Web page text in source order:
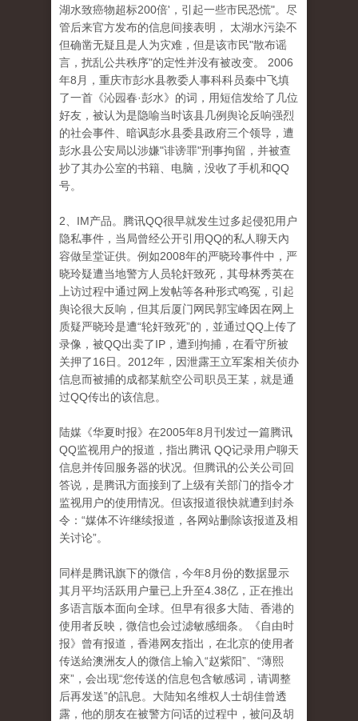
湖水致癌物超标200倍'，引起一些市民恐慌"。尽
管后来官方发布的信息间接表明， 太湖水污染不
但确凿无疑且是人为灾难，但是该市民"散布谣
言，扰乱公共秩序"的定性并没有被改变。 2006
年8月，重庆市彭水县教委人事科科员秦中飞填
了一首《沁园春·彭水》的词，用短信发给了几位
好友，被认为是隐喻当时该县几例舆论反响强烈
的社会事件、暗讽彭水县委县政府三个领导，遭
彭水县公安局以涉嫌"诽谤罪"刑事拘留，并被查
抄了其办公室的书籍、电脑，没收了手机和QQ
号。
2、IM产品。腾讯QQ很早就发生过多起侵犯用户
隐私事件，当局曾经公开引用QQ的私人聊天內
容做呈堂证供。例如2008年的严晓玲事件中，严
晓玲疑遭当地警方人员轮奸致死，其母林秀英在
上访过程中通过网上发帖等各种形式鸣冤，引起
舆论很大反响，但其后厦门网民郭宝峰因在网上
质疑严晓玲是遭“轮奸致死”的，並通过QQ上传了
录像，被QQ出卖了IP，遭到拘捕，在看守所被
关押了16日。2012年，因泄露王立军案相关侦办
信息而被捕的成都某航空公司职员王某，就是通
过QQ传出的该信息。
陆媒《华夏时报》在2005年8月刊发过一篇腾讯
QQ监视用户的报道，指出腾讯 QQ记录用户聊天
信息并传回服务器的状况。但腾讯的公关公司回
答说，是腾讯方面接到了上级有关部门的指令才
监视用户的使用情况。但该报道很快就遭到封杀
令：“媒体不许继续报道，各网站删除该报道及相
关讨论”。
同样是腾讯旗下的微信，今年8月份的数据显示
其月平均活跃用户量已上升至4.38亿，正在推出
多语言版本面向全球。但早有很多大陆、香港的
使用者反映，微信也会过滤敏感细条。《自由时
报》曾有报道，香港网友指出，在北京的使用者
传送給澳洲友人的微信上输入“赵紫阳”、“薄熙
來”，会出现“您传送的信息包含敏感词，请调整
后再发送”的訊息。大陆知名维权人士胡佳曾透
露，他的朋友在被警方问话的过程中，被问及胡